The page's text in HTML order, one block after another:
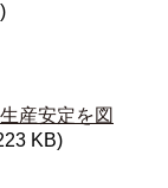
産安定を図
KB)